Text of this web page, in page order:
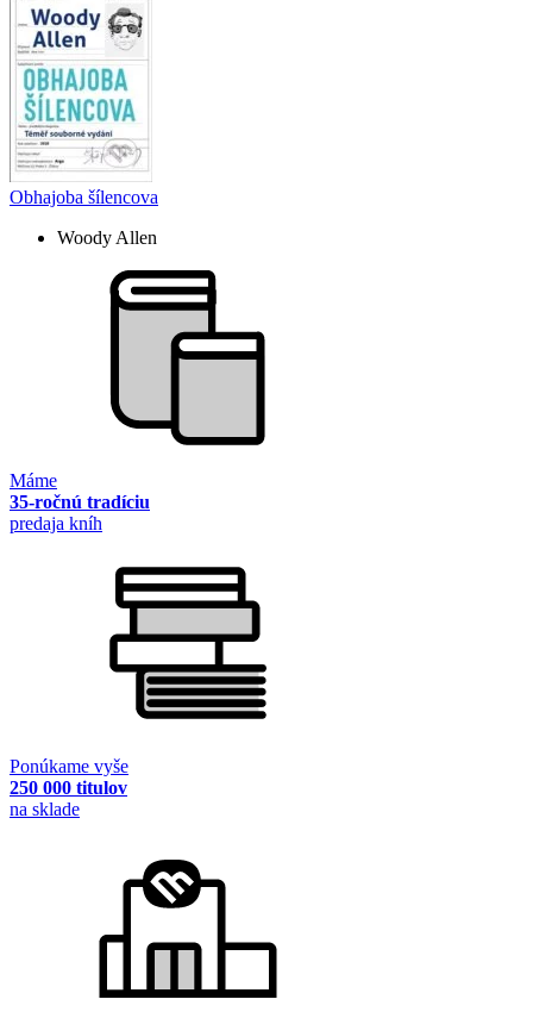
Obhajoba šílencova
Woody Allen
Máme
35-ročnú tradíciu
predaja kníh
Ponúkame vyše
250 000 titulov
na sklade